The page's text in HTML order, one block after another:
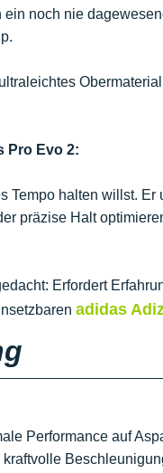
noch nie
Pro Evo 2:
Tempo halten willst.
präzise Halt
Erfordert
adidas
Performance auf